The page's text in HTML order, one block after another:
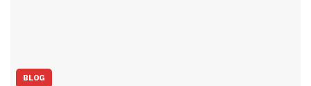
BLOG